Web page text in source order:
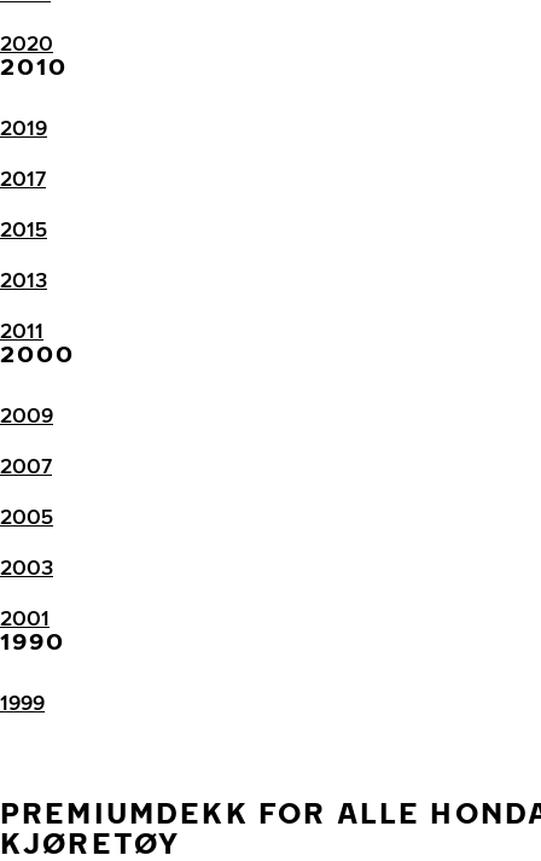
2020
2010
2019
2017
2015
2013
2011
2000
2009
2007
2005
2003
2001
1990
1999
PREMIUMDEKK FOR ALLE
KJØRETØY